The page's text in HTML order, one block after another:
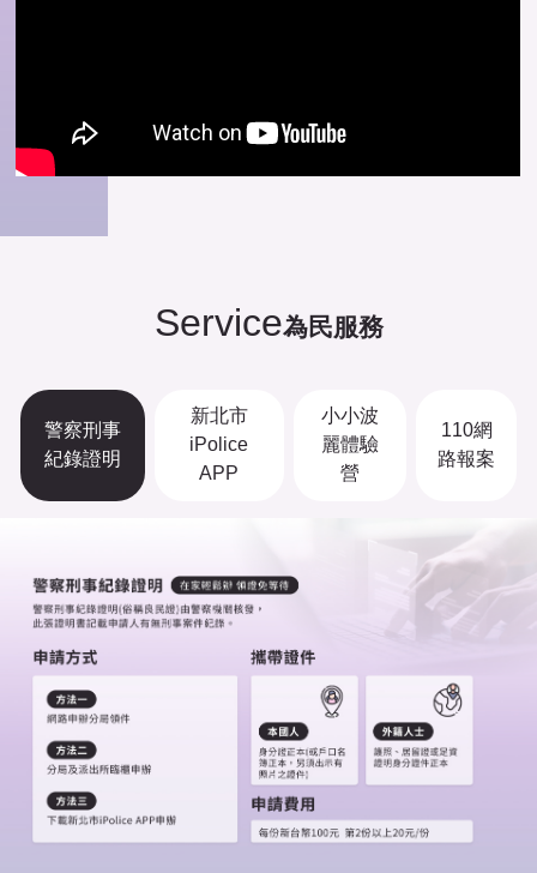
Service為民服務
警察刑事
紀錄證明
新北市
iPolice
APP
小小波
麗體驗
營
110網
路報案